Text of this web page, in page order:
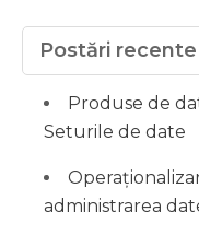
Postări recente
Produse de
Seturile de date
administrarea